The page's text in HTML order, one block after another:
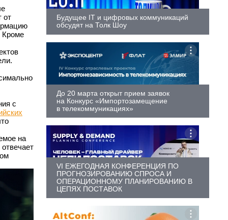
от
Кроме
с
на
Будущее IT и цифровых коммуникаций
обсудят на Толк Шоу
До 20 марта открыт прием заявок
на Конкурс «Импортозамещение
в телекоммуникациях»
VI ЕЖЕГОДНАЯ КОНФЕРЕНЦИЯ ПО
ПРОГНОЗИРОВАНИЮ СПРОСА И
ОПЕРАЦИОННОМУ ПЛАНИРОВАНИЮ В
ЦЕПЯХ ПОСТАВОК